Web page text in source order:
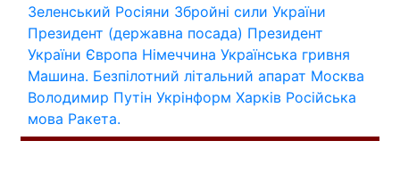
Зеленський Росіяни Збройні сили України
Президент (державна посада) Президент
України Європа Німеччина Українська гривня
Машина. Безпілотний літальний апарат Москва
Володимир Путін Укрінформ Харків Російська
мова Ракета.